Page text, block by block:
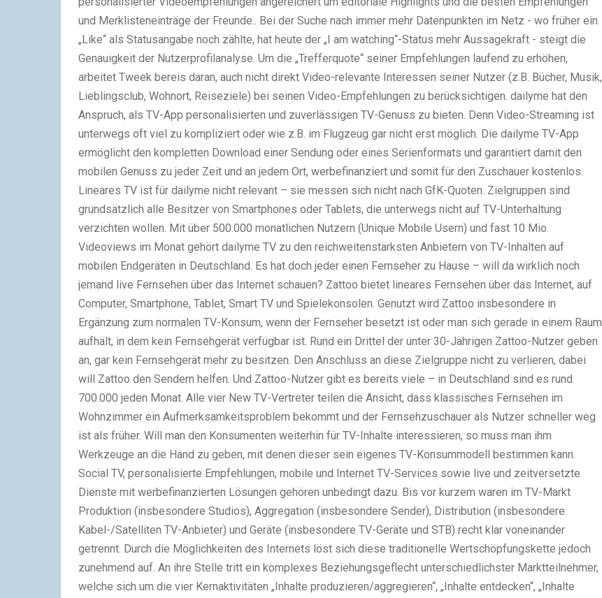
und Merklisteneinträge der Freunde.. Bei der Suche nach immer mehr Datenpunkten im Netz - wo früher ein
„Like“ als Statusangabe noch zählte, hat heute der „I am watching“-Status mehr Aussagekraft - steigt die
Genauigkeit der Nutzerprofilanalyse. Um die „Trefferquote“ seiner Empfehlungen laufend zu erhöhen,
arbeitet Tweek bereis daran, auch nicht direkt Video-relevante Interessen seiner Nutzer (z.B. Bücher, Musik,
Lieblingsclub, Wohnort, Reiseziele) bei seinen Video-Empfehlungen zu berücksichtigen. dailyme hat den
Anspruch, als TV-App personalisierten und zuverlässigen TV-Genuss zu bieten. Denn Video-Streaming ist
unterwegs oft viel zu kompliziert oder wie z.B. im Flugzeug gar nicht erst möglich. Die dailyme TV-App
ermöglicht den kompletten Download einer Sendung oder eines Serienformats und garantiert damit den
mobilen Genuss zu jeder Zeit und an jedem Ort, werbefinanziert und somit für den Zuschauer kostenlos.
Lineares TV ist für dailyme nicht relevant – sie messen sich nicht nach GfK-Quoten. Zielgruppen sind
grundsätzlich alle Besitzer von Smartphones oder Tablets, die unterwegs nicht auf TV-Unterhaltung
verzichten wollen. Mit über 500.000 monatlichen Nutzern (Unique Mobile Usern) und fast 10 Mio.
Videoviews im Monat gehört dailyme TV zu den reichweitenstärksten Anbietern von TV-Inhalten auf
mobilen Endgeräten in Deutschland. Es hat doch jeder einen Fernseher zu Hause – will da wirklich noch
jemand live Fernsehen über das Internet schauen? Zattoo bietet lineares Fernsehen über das Internet, auf
Computer, Smartphone, Tablet, Smart TV und Spielekonsolen. Genutzt wird Zattoo insbesondere in
Ergänzung zum normalen TV-Konsum, wenn der Fernseher besetzt ist oder man sich gerade in einem Raum
aufhält, in dem kein Fernsehgerät verfügbar ist. Rund ein Drittel der unter 30-Jährigen Zattoo-Nutzer geben
an, gar kein Fernsehgerät mehr zu besitzen. Den Anschluss an diese Zielgruppe nicht zu verlieren, dabei
will Zattoo den Sendern helfen. Und Zattoo-Nutzer gibt es bereits viele – in Deutschland sind es rund
700.000 jeden Monat. Alle vier New TV-Vertreter teilen die Ansicht, dass klassisches Fernsehen im
Wohnzimmer ein Aufmerksamkeitsproblem bekommt und der Fernsehzuschauer als Nutzer schneller weg
ist als früher. Will man den Konsumenten weiterhin für TV-Inhalte interessieren, so muss man ihm
Werkzeuge an die Hand zu geben, mit denen dieser sein eigenes TV-Konsummodell bestimmen kann.
Social TV, personalisierte Empfehlungen, mobile und Internet TV-Services sowie live und zeitversetzte
Dienste mit werbefinanzierten Lösungen gehören unbedingt dazu. Bis vor kurzem waren im TV-Markt
Produktion (insbesondere Studios), Aggregation (insbesondere Sender), Distribution (insbesondere
Kabel-/Satelliten TV-Anbieter) und Geräte (insbesondere TV-Geräte und STB) recht klar voneinander
getrennt. Durch die Möglichkeiten des Internets löst sich diese traditionelle Wertschöpfungskette jedoch
zunehmend auf. An ihre Stelle tritt ein komplexes Beziehungsgeflecht unterschiedlichster Marktteilnehmer,
welche sich um die vier Kernaktivitäten „Inhalte produzieren/aggregieren“, „Inhalte entdecken“, „Inhalte